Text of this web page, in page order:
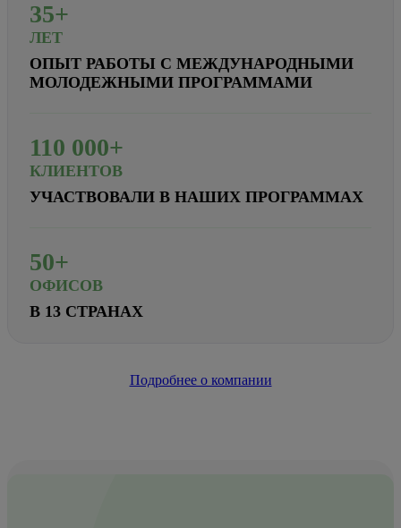
35+
ЛЕТ
ОПЫТ РАБОТЫ С МЕЖДУНАРОДНЫМИ
МОЛОДЕЖНЫМИ ПРОГРАММАМИ
110 000+
КЛИЕНТОВ
УЧАСТВОВАЛИ В НАШИХ ПРОГРАММАХ
50+
ОФИСОВ
В 13 СТРАНАХ
Подробнее о компании